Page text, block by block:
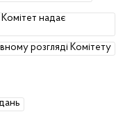
надає
розгляді Комітету